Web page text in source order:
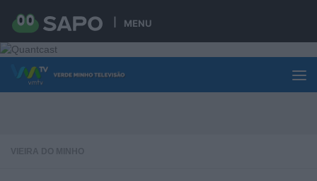
MENU
Skip to content